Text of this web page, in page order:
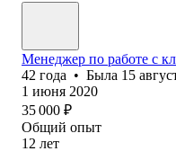
Менеджер по работе с
42 года • Была 15
1 июня 2020
35 000 ₽
Общий опыт
12 лет